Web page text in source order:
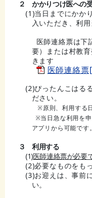
２ かかりつけ医への
(1)当日までにかか
入いただき、利
医師連絡票は下
要）または村教
きます
医師連絡
(2)ぴったんこはる
ださい。
※原則、利用する
※当日急な利用を
アプリから可能です。
３ 利用する
(1)医師連絡票が必要
(2)必要なものをも
(3)お迎えは、事前
い。